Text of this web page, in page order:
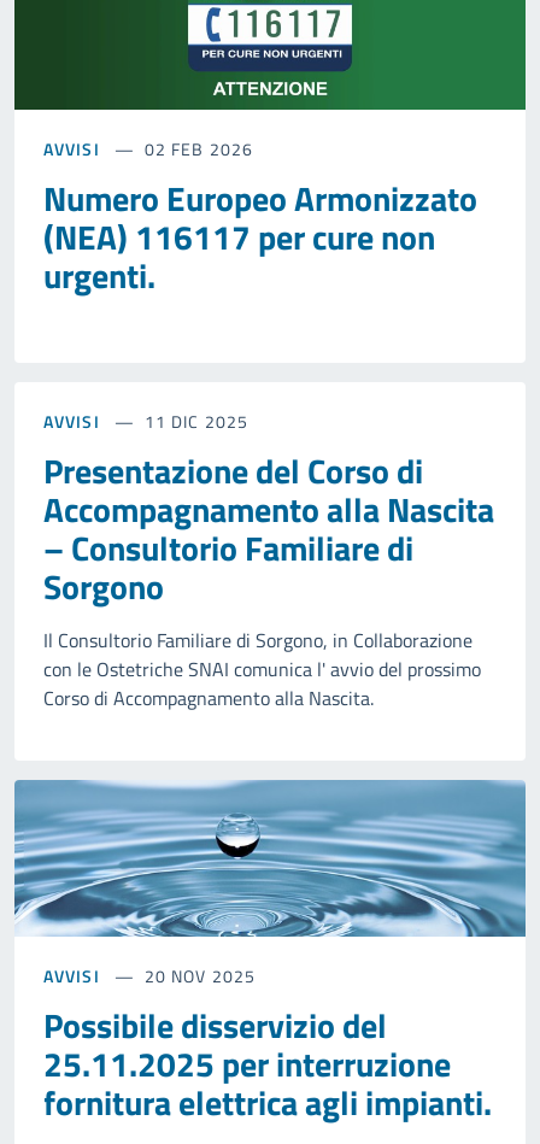
AVVISI 02 FEB 2026
Numero Europeo Armonizzato
(NEA) 116117 per cure non
urgenti.
AVVISI 11 DIC 2025
Presentazione del Corso di
Accompagnamento alla Nascita
– Consultorio Familiare di
Sorgono
Il Consultorio Familiare di Sorgono, in Collaborazione
con le Ostetriche SNAI comunica l' avvio del prossimo
Corso di Accompagnamento alla Nascita.
AVVISI 20 NOV 2025
Possibile disservizio del
25.11.2025 per interruzione
fornitura elettrica agli impianti.